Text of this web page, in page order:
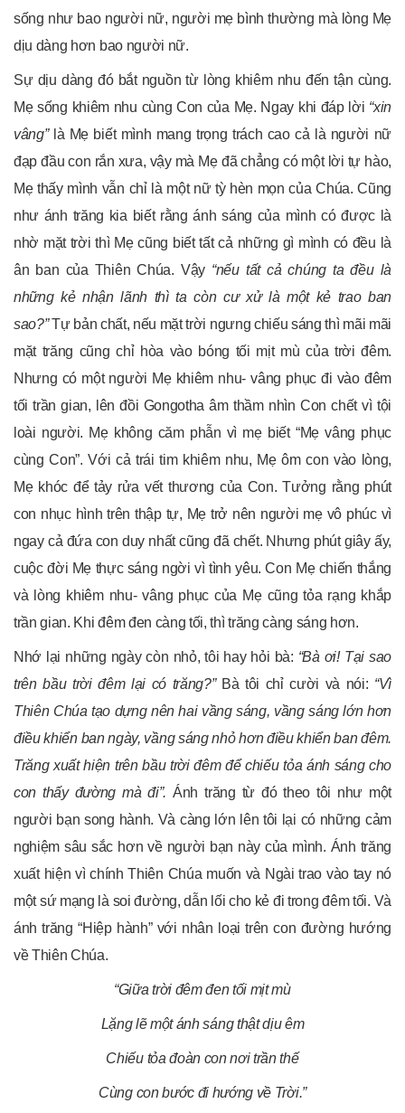
sống như bao người nữ, người mẹ bình thường mà lòng Mẹ
dịu dàng hơn bao người nữ.
Sự dịu dàng đó bắt nguồn từ lòng khiêm nhu đến tận cùng.
Mẹ sống khiêm nhu cùng Con của Mẹ. Ngay khi đáp lời “xin
vâng”là Mẹ biết mình mang trọng trách cao cả là người nữ
đạp đầu con rắn xưa, vậy mà Mẹ đã chẳng có một lời tự hào,
Mẹ thấy mình vẫn chỉ là một nữ tỳ hèn mọn của Chúa. Cũng
như ánh trăng kia biết rằng ánh sáng của mình có được là
nhờ mặt trời thì Mẹ cũng biết tất cả những gì mình có đều là
ân ban của Thiên Chúa. Vậy “nếu tất cả chúng ta đều là
những kẻ nhận lãnh thì ta còn cư xử là một kẻ trao ban
sao?”Tự bản chất, nếu mặt trời ngưng chiếu sáng thì mãi mãi
mặt trăng cũng chỉ hòa vào bóng tối mịt mù của trời đêm.
Nhưng có một người Mẹ khiêm nhu- vâng phục đi vào đêm
tối trần gian, lên đồi Gongotha âm thầm nhìn Con chết vì tội
loài người. Mẹ không căm phẫn vì mẹ biết “Mẹ vâng phục
cùng Con”. Với cả trái tim khiêm nhu, Mẹ ôm con vào lòng,
Mẹ khóc để tảy rửa vết thương của Con. Tưởng rằng phút
con nhục hình trên thập tự, Mẹ trở nên người mẹ vô phúc vì
ngay cả đứa con duy nhất cũng đã chết. Nhưng phút giây ấy,
cuộc đời Mẹ thực sáng ngời vì tình yêu. Con Mẹ chiến thắng
và lòng khiêm nhu- vâng phục của Mẹ cũng tỏa rạng khắp
trần gian. Khi đêm đen càng tối, thì trăng càng sáng hơn.
Nhớ lại những ngày còn nhỏ, tôi hay hỏi bà: “Bà ơi! Tại sao
trên bầu trời đêm lại có trăng?”Bà tôi chỉ cười và nói: “Vì
Thiên Chúa tạo dựng nên hai vầng sáng, vầng sáng lớn hơn
điều khiển ban ngày, vầng sáng nhỏ hơn điều khiển ban đêm.
Trăng xuất hiện trên bầu trời đêm để chiếu tỏa ánh sáng cho
con thấy đường mà đi”. Ánh trăng từ đó theo tôi như một
người bạn song hành. Và càng lớn lên tôi lại có những cảm
nghiệm sâu sắc hơn về người bạn này của mình. Ánh trăng
xuất hiện vì chính Thiên Chúa muốn và Ngài trao vào tay nó
một sứ mạng là soi đường, dẫn lối cho kẻ đi trong đêm tối. Và
ánh trăng “Hiệp hành” với nhân loại trên con đường hướng
về Thiên Chúa.
“Giữa trời đêm đen tối mịt mù
Lặng lẽ một ánh sáng thật dịu êm
Chiếu tỏa đoàn con nơi trần thế
Cùng con bước đi hướng về Trời.”